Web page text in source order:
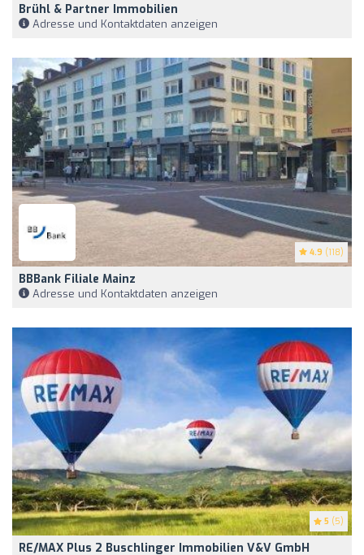
Brühl & Partner Immobilien
Adresse und Kontaktdaten anzeigen
4.9 (118)
BBBank Filiale Mainz
Adresse und Kontaktdaten anzeigen
5 (5)
RE/MAX Plus 2 Buschlinger Immobilien V&V GmbH